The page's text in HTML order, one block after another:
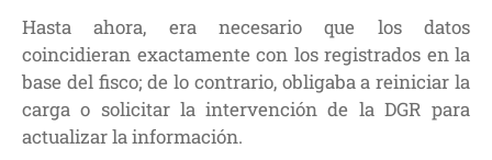
Hasta ahora, era necesario que los datos
coincidieran exactamente con los registrados en la
base del fisco; de lo contrario, obligaba a reiniciar la
carga o solicitar la intervención de la DGR para
actualizar la información.